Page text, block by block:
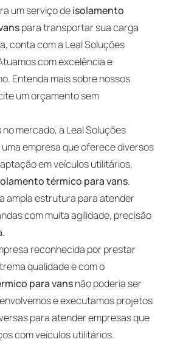
um serviço deisolamento
para transportar sua carga
conta com a Leal Soluções
com excelência e
Entenda mais sobre nossos
um orçamento sem
no mercado, a Leal Soluções
empresa que oferece diversos
em veículos utilitários,
térmico para vans.
ampla estrutura para atender
com muita agilidade, precisão
reconhecida por prestar
qualidade e com o
para vansnão poderia ser
e executamos projetos
para atender empresas que
com veículos utilitários.